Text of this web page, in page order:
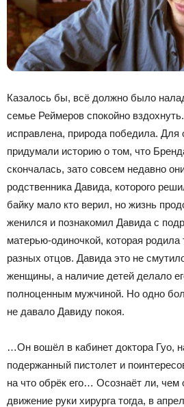
Казалось бы, всё должно было
семье Реймеров спокойно
исправлена, природа победила.
придумали историю о том, что
скончалась, зато совсем недавно
родственника Давида, которого
байку мало кто верил, но жизнь
женился и познакомил Давида с
матерью-одиночкой, которая родила
разных отцов. Давида это не
женщины, а наличие детей делало
полноценным мужчиной. Но одно
не давало Давиду покоя.
…Он вошёл в кабинет доктора Гуо,
подержанный пистолет и
на что обрёк его… Осознаёт ли, чем
движение руки хирурга тогда, в